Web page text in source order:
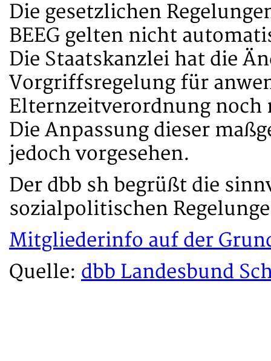
Die gesetzlichen
BEEG gelten nicht
Die Staatskanzlei hat die
Vorgriffsregelung für
Elternzeitverordnung noch
Die Anpassung dieser
jedoch vorgesehen.
Der dbb sh begrüßt die
sozialpolitischen
Mitgliederinfo auf der
Quelle: dbb Landesbund